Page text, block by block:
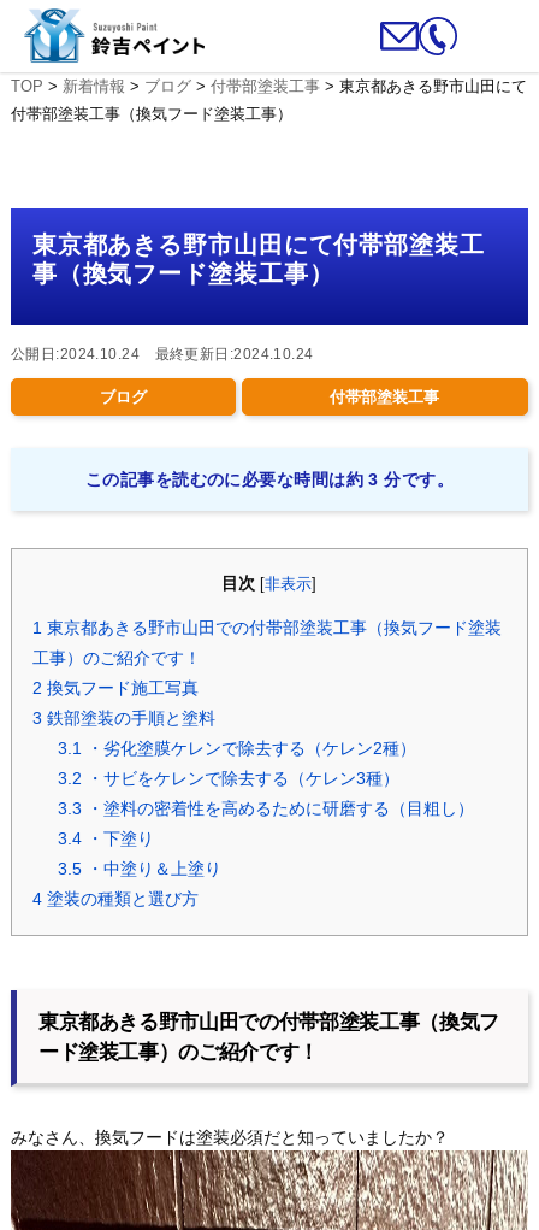
TOP > 新着情報 > ブログ> 付帯部塗装工事> 東京都あきる野市山田にて
付帯部塗装工事（換気フード塗装工事）
東京都あきる野市山田にて付帯部塗装工
事（換気フード塗装工事）
公開日:2024.10.24 最終更新日:2024.10.24
ブログ 付帯部塗装工事
この記事を読むのに必要な時間は約 3 分です。
目次 [非表示
1東京都あきる野市山田での付帯部塗装工事（換気フード塗装
工事）のご紹介です！
2 換気フード施工写真
3 鉄部塗装の手順と塗料
3.1・劣化塗膜ケレンで除去する（ケレン2種）
3.2 ・サビをケレンで除去する（ケレン3種）
3.3 ・塗料の密着性を高めるために研磨する（目粗し）
3.4・下塗り
3.5・中塗り＆上塗り
4塗装の種類と選び方
東京都あきる野市山田での付帯部塗装工事（換気フ
ード塗装工事）のご紹介です！
みなさん、換気フードは塗装必須だと知っていましたか？